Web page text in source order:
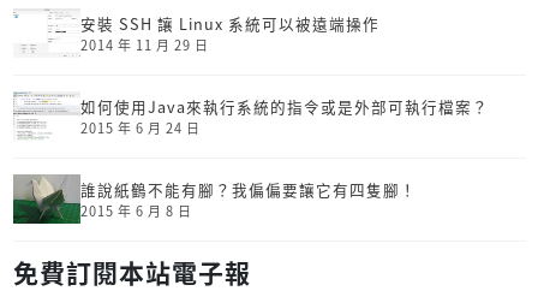
安裝 SSH 讓 Linux 系統可以被遠端操作
2014 年 11 月 29 日
如何使用Java來執行系統的指令或是外部可執行檔案？
2015 年 6 月 24 日
誰說紙鶴不能有腳？我偏偏要讓它有四隻腳！
2015 年 6 月 8 日
免費訂閱本站電子報